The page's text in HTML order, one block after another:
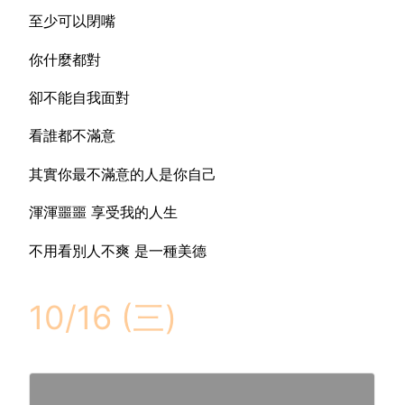
至少可以閉嘴
你什麼都對
卻不能自我面對
看誰都不滿意
其實你最不滿意的人是你自己
渾渾噩噩 享受我的人生
不用看別人不爽 是一種美德
10/16 (三)